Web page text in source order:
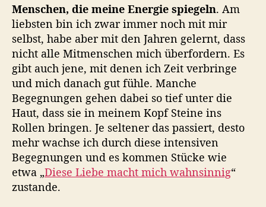
Menschen, die meine Energie spiegeln. Am
liebsten bin ich zwar immer noch mit mir
selbst, habe aber mit den Jahren gelernt, dass
nicht alle Mitmenschen mich überfordern. Es
gibt auch jene, mit denen ich Zeit verbringe
und mich danach gut fühle. Manche
Begegnungen gehen dabei so tief unter die
Haut, dass sie in meinem Kopf Steine ins
Rollen bringen. Je seltener das passiert, desto
mehr wachse ich durch diese intensiven
Begegnungen und es kommen Stücke wie
etwa „Diese Liebe macht mich wahnsinnig“
zustande.